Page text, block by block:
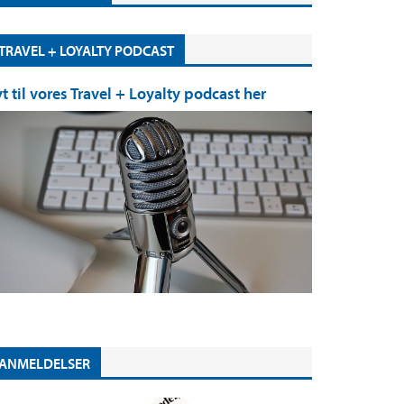
+ LOYALTY PODCAST
til vores Travel + Loyalty podcast her